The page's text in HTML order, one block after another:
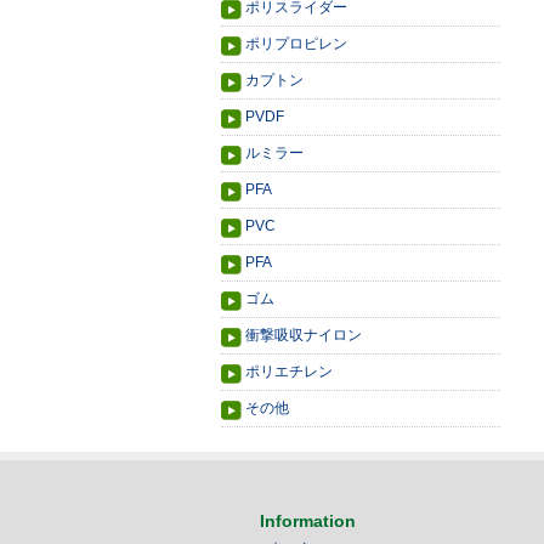
ポリスライダー
ポリプロピレン
カプトン
PVDF
ルミラー
PFA
PVC
PFA
ゴム
衝撃吸収ナイロン
ポリエチレン
その他
Information